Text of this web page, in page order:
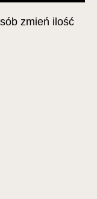
zmień ilość